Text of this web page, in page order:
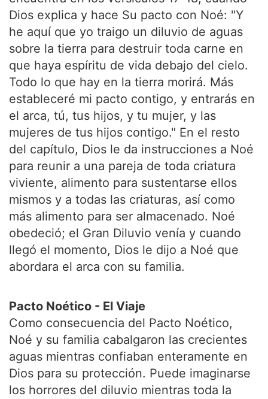
Dios explica y hace Su pacto con Noé: "Y
he aquí que yo traigo un diluvio de aguas
sobre la tierra para destruir toda carne en
que haya espíritu de vida debajo del cielo.
Todo lo que hay en la tierra morirá. Más
estableceré mi pacto contigo, y entrarás en
el arca, tú, tus hijos, y tu mujer, y las
mujeres de tus hijos contigo." En el resto
del capítulo, Dios le da instrucciones a Noé
para reunir a una pareja de toda criatura
viviente, alimento para sustentarse ellos
mismos y a todas las criaturas, así como
más alimento para ser almacenado. Noé
obedeció; el Gran Diluvio venía y cuando
llegó el momento, Dios le dijo a Noé que
abordara el arca con su familia.
Pacto Noético - El Viaje
Como consecuencia del Pacto Noético,
Noé y su familia cabalgaron las crecientes
aguas mientras confiaban enteramente en
Dios para su protección. Puede imaginarse
los horrores del diluvio mientras toda la